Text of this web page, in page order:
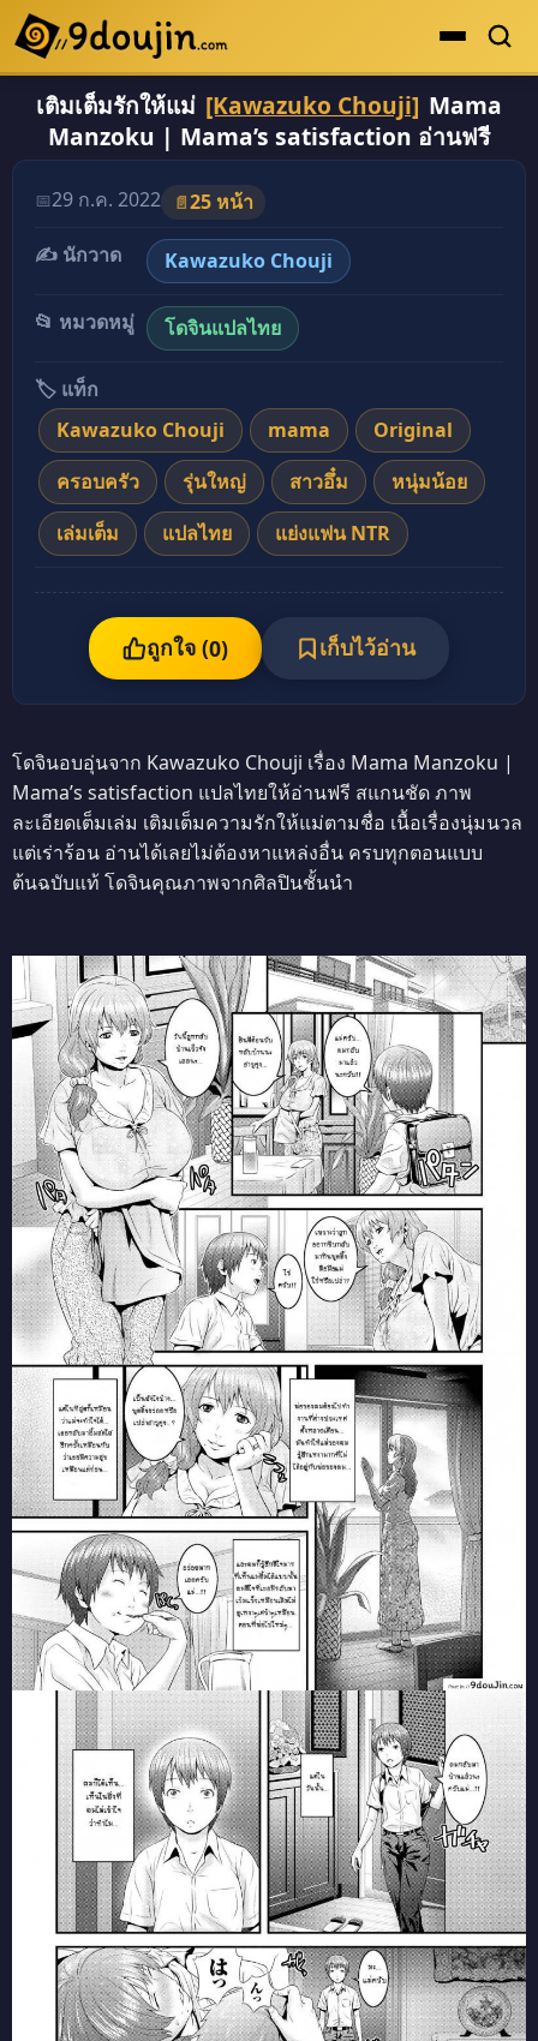
ดูเยอะสุด
คะแนนเยอะสุด
โดจินรูปสี
ระดับตำนาน
ยอดนิยม
เรื่องที่เก็บไว้
เติมเต็มรักให้แม่ [Kawazuko Chouji] Mama
Manzoku | Mama’s satisfaction อ่านฟรี
📅29 ก.ค. 2022 📄25 หน้า
✍️ นักวาด
Kawazuko Chouji
📂 หมวดหมู่ โดจินแปลไทย
🏷️ แท็ก
Kawazuko Chouji
mama
Original
ครอบครัว
รุ่นใหญ่ สาวอึ๋ม
หนุ่มน้อย
เล่มเต็ม
แปลไทย แย่งแฟน NTR
ถูกใจ (0) เก็บไว้อ่าน
โดจินอบอุ่นจาก Kawazuko Chouji เรื่อง Mama Manzoku |
Mama’s satisfaction แปลไทยให้อ่านฟรี สแกนชัด ภาพ
ละเอียดเต็มเล่ม เติมเต็มความรักให้แม่ตามชื่อ เนื้อเรื่องนุ่มนวล
แต่เร่าร้อน อ่านได้เลยไม่ต้องหาแหล่งอื่น ครบทุกตอนแบบ
ต้นฉบับแท้ โดจินคุณภาพจากศิลปินชั้นนำ